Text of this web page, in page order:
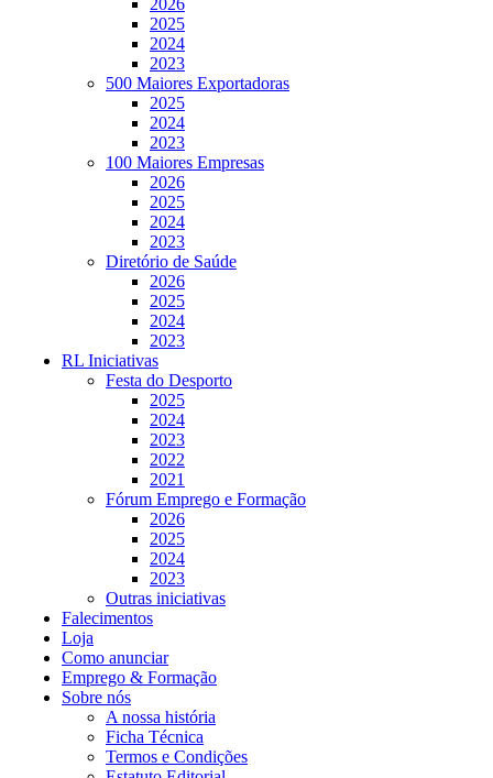
2026
2025
2024
2023
500 Maiores Exportadoras
2025
2024
2023
100 Maiores Empresas
2026
2025
2024
2023
Diretório de Saúde
2026
2025
2024
2023
RL Iniciativas
Festa do Desporto
2025
2024
2023
2022
2021
Fórum Emprego e Formação
2026
2025
2024
2023
Outras iniciativas
Falecimentos
Loja
Como anunciar
Emprego & Formação
Sobre nós
A nossa história
Ficha Técnica
Termos e Condições